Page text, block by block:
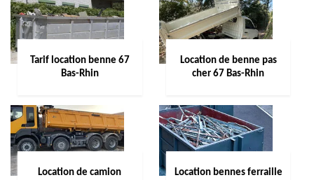
Tarif location benne 67
Bas-Rhin
Location de benne pas
cher 67 Bas-Rhin
Location de camion
Location bennes ferraille